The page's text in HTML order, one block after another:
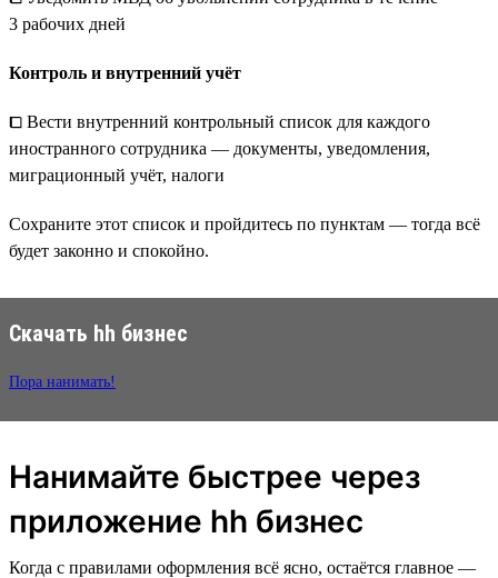
3 рабочих дней
Контроль и внутренний учёт
⧠ Вести внутренний контрольный список для каждого
иностранного сотрудника — документы, уведомления,
миграционный учёт, налоги
Сохраните этот список и пройдитесь по пунктам — тогда всё
будет законно и спокойно.
Скачать hh бизнес
Пора нанимать!
Нанимайте быстрее через
приложение hh бизнес
Когда с правилами оформления всё ясно, остаётся главное —